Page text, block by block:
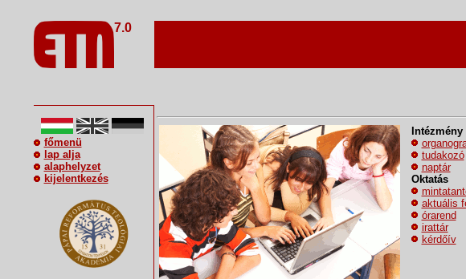
7.0
főmenü
lap alja
alaphelyzet
kijelentkezés
Intézmény
tudakozó
naptár
Oktatás
aktuális
órarend
irattár
kérdőív